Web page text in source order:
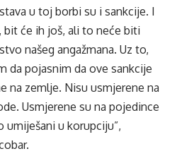
u toj borbi su i sankcije. I
bit će ih još, ali to neće biti
našeg angažmana. Uz to,
da pojasnim da ove sankcije
na zemlje. Nisu usmjerene na
Usmjerene su na pojedince
umiješani u korupciju”,